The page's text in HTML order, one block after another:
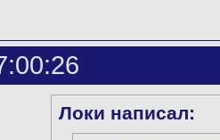
Локи написал: